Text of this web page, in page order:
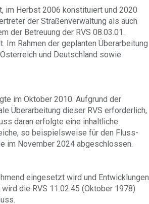
im Herbst 2006 konstituiert und 2020
der Straßenverwaltung als auch
der Betreuung der RVS 08.03.01.
Rahmen der geplanten Überarbeitung
und Deutschland sowie
im Oktober 2010. Aufgrund der
Überarbeitung dieser RVS erforderlich,
daran erfolgte eine inhaltliche
so beispielsweise für den Fluss-
im November 2024 abgeschlossen.
eingesetzt wird und Entwicklungen
die RVS 11.02.45 (Oktober 1978)